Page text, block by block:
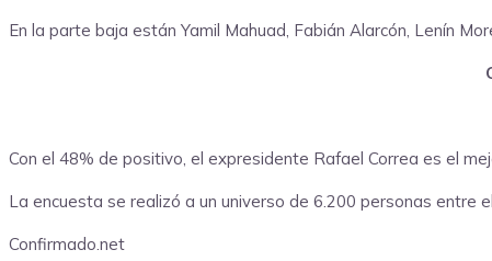
En la parte baja están Yamil Mahuad, Fabián Alarcón, Lenín
Con el 48% de positivo, el expresidente Rafael Correa es el
La encuesta se realizó a un universo de 6.200 personas entre
Confirmado.net